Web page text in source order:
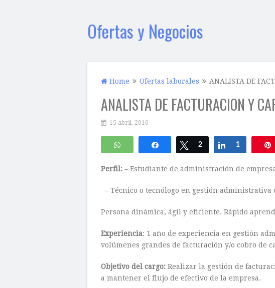
Ofertas y Negocios
Home Ofertas laborales ANALISTA DE
ANALISTA DE FACTURACION Y
15 abril, 2016
WhatsApp Compartir Twittear
2 Compartir
1
Perfil: – Estudiante de administración de
– Técnico o tecnólogo en gestión administrativa
Persona dinámica, ágil y eficiente. Rápido
Experiencia: 1 año de experiencia en gestión
volúmenes grandes de facturación y/o cobro de
Objetivo del cargo: Realizar la gestión de
a mantener el flujo de efectivo de la empresa.